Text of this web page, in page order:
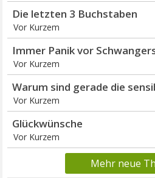
Die letzten 3 Buchstaben
Vor Kurzem
Immer Panik vor
Vor Kurzem
Warum sind gerade die
Vor Kurzem
Glückwünsche
Vor Kurzem
Mehr neue